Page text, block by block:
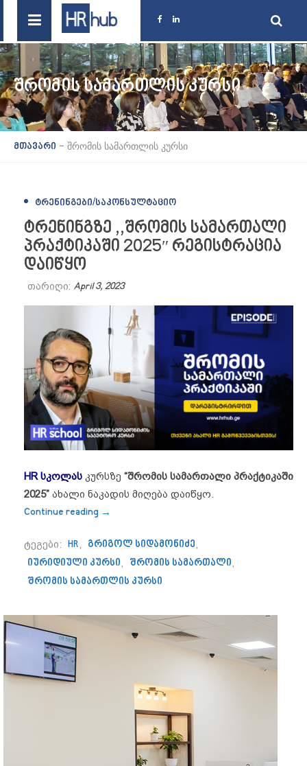
ᲨᲠᲝᲛᲘᲡ ᲡᲐᲛᲐᲠᲗᲚᲘᲡ ᲙᲣᲠᲡᲘ
მთავარი - შრომის სამართლის კურსი
ᲢᲠᲔᲜᲘᲜᲒᲔᲑᲘ/ᲡᲐᲙᲝᲜᲡᲣᲚᲢᲐᲪᲘᲝ
ტრენინგზე ,,შრომის სამართალი
პრაქტიკაში 2025″ რეგისტრაცია
დაიწყო
თარიღი: April 3, 2023
HR სკოლას კურსზე “შრომის სამართალი პრაქტიკაში
2025” ახალი ნაკადის მიღება დაიწყო.
Continue reading “ტრენინგზე ,,შრომის სამართალი
→
ტეგები: HR, გრიგოლ სიდამონიძე,
იურიდიული კურსი, შრომის სამართალი,
შრომის სამართლის კურსი